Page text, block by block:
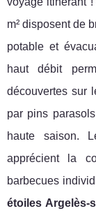
m² disposent de
potable et
haut débit
découvertes sur
par pins
haute saison.
apprécient la
barbecues
étoiles Argelès-